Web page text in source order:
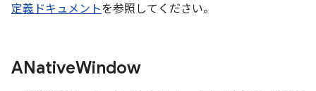
定義ドキュメントを参照してください。
ANativeWindow